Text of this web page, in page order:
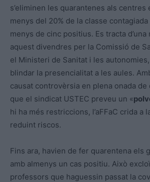
s’eliminen les quarantenes als centres
menys del 20% de la classe
menys de cinc positius. Es tracta d’una
aquest divendres per la Comissió de
el Ministeri de Sanitat i les
blindar la presencialitat a les aules.
causat controvèrsia en plena onada
que el sindicat USTEC preveu un «
hi ha més restriccions, l’aFFaC crida a
reduint riscos.
Fins ara, havien de fer quarentena els
amb almenys un cas positiu. Això
professors que haguessin passat la